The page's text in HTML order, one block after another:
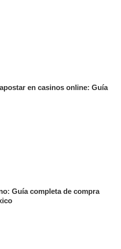
en casinos online: Guía
Guía completa de compra